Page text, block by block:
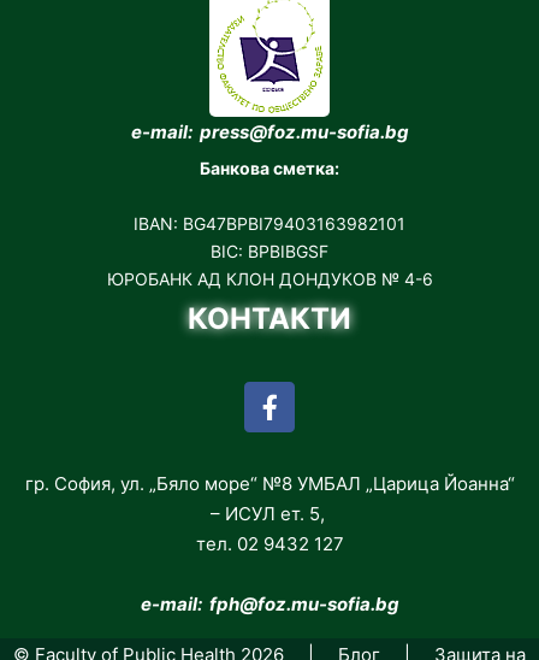
e-mail: press@foz.mu-sofia.bg
Банкова сметка:
IBAN: BG47BPBI79403163982101
BIC: BPBIBGSF
ЮРОБАНК АД КЛОН ДОНДУКОВ № 4-6
КОНТАКТИ
гр. София, ул. „Бяло море“ №8 УМБАЛ „Царица Йоанна“
– ИСУЛ ет. 5,
тел. 02 9432 127
e-mail: fph@foz.mu-sofia.bg
© Faculty of Public Health 2026 | Блог Защита на